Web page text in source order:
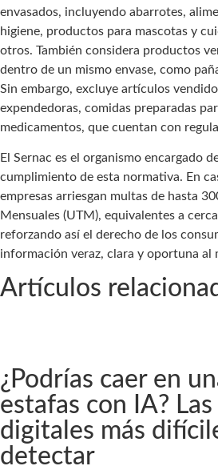
envasados, incluyendo abarrotes,
higiene, productos para mascotas y
otros. También considera productos
dentro de un mismo envase, como
Sin embargo, excluye artículos
expendedoras, comidas preparadas
medicamentos, que cuentan con
El Sernac es el organismo encargado
cumplimiento de esta normativa. En
empresas arriesgan multas de hasta
Mensuales (UTM), equivalentes a
reforzando así el derecho de los
información veraz, clara y oportuna al
Artículos
¿Podrías caer en
estafas con IA?
digitales más
detectar